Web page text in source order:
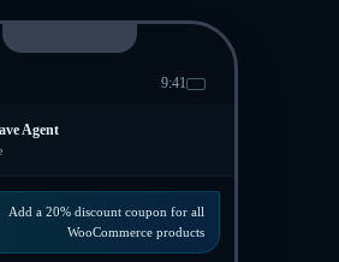
9:41
Agent
Add a 20% discount coupon for all
WooCommerce products